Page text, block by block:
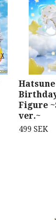
Birthday
Figure
ver.~
499 SEK